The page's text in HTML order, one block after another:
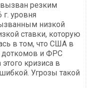
резким
г. уровня
низкой
ставки, которую
в том, что США в
доткомов и ФРС
кризиса в
Угрозы такой